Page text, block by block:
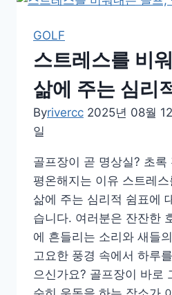
이
골
프,
골
프
지
방
태
우
는
방
법
GOLF
스트레스를 비
삶에 주는 심리
Byrivercc 2025년 08월
일
골프장이 곧 명상실? 초록
평온해지는 이유 스트레
삶에 주는 심리적 쉼표에
습니다. 여러분은 잔잔한
에 흔들리는 소리와 새들
고요한 풍경 속에서 하루
으신가요? 골프장이 바로